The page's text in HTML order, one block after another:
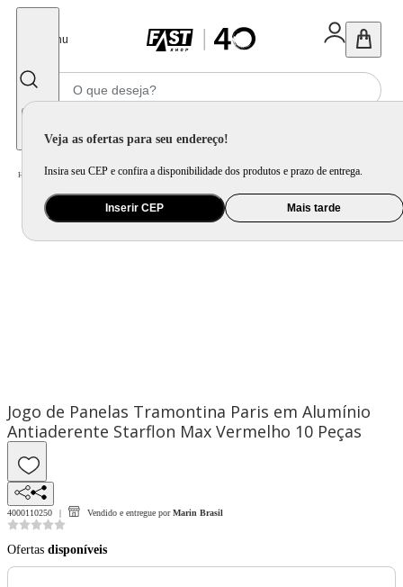
Menu
Veja as ofertas para seu endereço!
Insira seu CEP e confira a disponibilidade dos produtos e prazo de entrega.
Inserir CEP Mais tarde
Home Utilidade Doméstica Cozinha / Jogo de Panela e Panela Avulsa
Jogo de Panelas Tramontina Paris em Alumínio
Antiaderente Starflon Max Vermelho 10 Peças
4000110250 Vendido e entregue por Marin Brasil
Ofertas disponíveis